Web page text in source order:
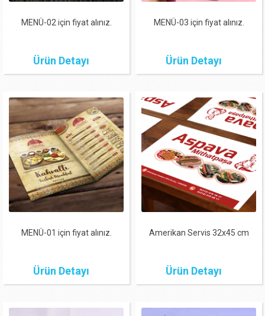
MENÜ-02 için fiyat alınız.
Ürün Detayı
MENÜ-03 için fiyat alınız.
Ürün Detayı
MENÜ-01 için fiyat alınız.
Ürün Detayı
Amerikan Servis 32x45 cm
Ürün Detayı